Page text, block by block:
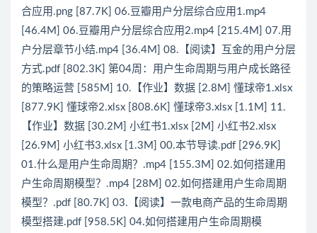
合应用.png [87.7K] 06.豆瓣用户分层综合应用1.mp4
[46.4M] 06.豆瓣用户分层综合应用2.mp4 [215.4M] 07.用
户分层章节小结.mp4 [36.4M] 08.【阅读】互金的用户分层
方式.pdf [802.3K] 第04周：用户生命周期与用户成长路径
的策略运营 [585M] 10.【作业】数据 [2.8M] 懂球帝1.xlsx
[877.9K] 懂球帝2.xlsx [808.6K] 懂球帝3.xlsx [1.1M] 11.
【作业】数据 [30.2M] 小红书1.xlsx [2M] 小红书2.xlsx
[26.9M] 小红书3.xlsx [1.3M] 00.本节导读.pdf [296.9K]
01.什么是用户生命周期？.mp4 [155.3M] 02.如何搭建用
户生命周期模型？.mp4 [28M] 02.如何搭建用户生命周期
模型？.pdf [80.7K] 03.【阅读】一款电商产品的生命周期
模型搭建.pdf [958.5K] 04.如何搭建用户生命周期模